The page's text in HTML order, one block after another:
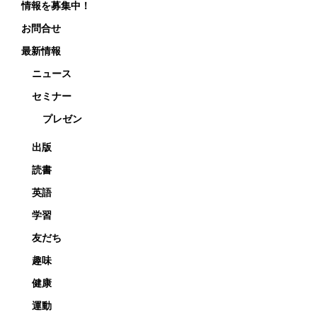
情報を募集中！
お問合せ
最新情報
ニュース
セミナー
プレゼン
出版
読書
英語
学習
友だち
趣味
健康
運動